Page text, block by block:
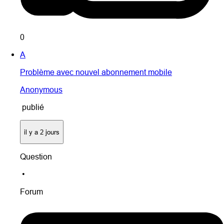
0
A
Problème avec nouvel abonnement mobile
Anonymous
publié
il y a 2 jours
Question
•
Forum